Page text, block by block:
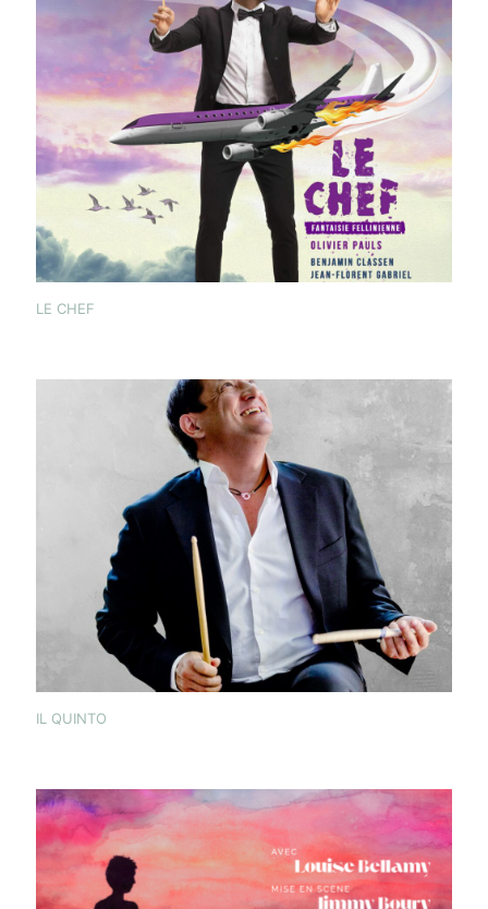
LE CHEF
IL QUINTO